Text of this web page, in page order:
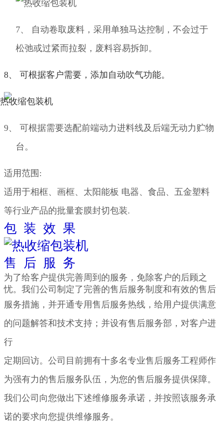
7、 自动卷取废料，采用单独马达控制，不会过于
松弛或过紧而拉裂，废料容易拆卸。
8、 可根据客户需要，添加自动吹气功能。
9、 可根据需要选配前端动力进料线及后端无动力贮物
台。
适用范围:
适用于相框、画框、太阳能板 电器、食品、五金塑料
等行业产品的批量套膜封切包装.
包 装 效 果
售 后 服 务
为了给客户提供完善周到的服务，免除客户的后顾之
忧。我们公司制定了完善的售后服务制度和有效的售后
服务措施， 并开通专用售后服务热线，给用户提供满意
的问题解答和技术支持；并设有售后服务部，对客户进
行
定期回访。公司目前拥有十多名专业售后服务工程师作
为强有力的售后服务队伍，为您的售后服务提供保障。
我们公司向您做出下述维修服务承诺，并按照该服务承
诺的要求向您提供维修服务。